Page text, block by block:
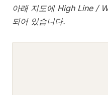
아래 지도에 High Line /
되어 있습니다.